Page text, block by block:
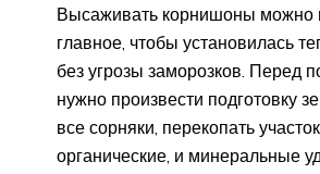
Высаживать корнишоны можно
главное, чтобы установилась
без угрозы заморозков. Перед
нужно произвести подготовку
все сорняки, перекопать
органические, и минеральные